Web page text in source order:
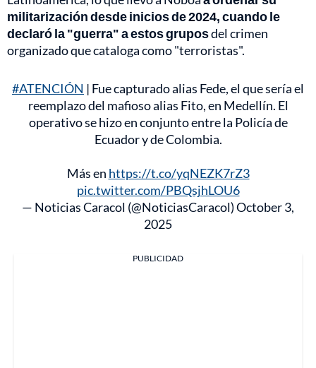
militarización desde inicios de 2024, cuando le
declaró la "guerra" a estos gruposdel crimen
organizado que cataloga como "terroristas".
#ATENCIÓN | Fue capturado alias Fede, el que sería el
reemplazo del mafioso alias Fito, en Medellín. El
operativo se hizo en conjunto entre la Policía de
Ecuador y de Colombia.
Más en https://t.co/yqNEZK7rZ3
pic.twitter.com/PBQsjhLOU6
— Noticias Caracol (@NoticiasCaracol)October 3,
2025
PUBLICIDAD